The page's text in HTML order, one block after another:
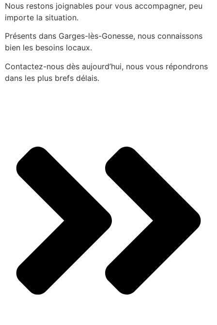
Nous restons joignables pour vous accompagner, peu
importe la situation.
Présents dans Garges-lès-Gonesse, nous connaissons
bien les besoins locaux.
Contactez-nous dès aujourd’hui, nous vous répondrons
dans les plus brefs délais.